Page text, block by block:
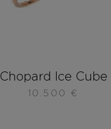
Chopard Ice Cube
10.500 €